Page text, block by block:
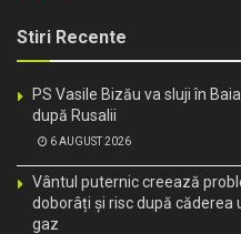
Stiri Recente
PS Vasile Bizău va sluji în
după Rusalii
6 AUGUST 2026
Vântul puternic creează
doborâți și risc după căderea
gaz